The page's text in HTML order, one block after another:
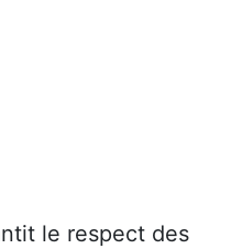
le respect des